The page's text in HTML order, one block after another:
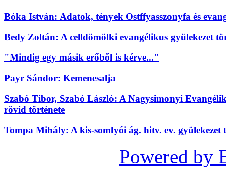
Bóka István: Adatok, tények Ostffyasszonyfa és
Bedy Zoltán: A celldömölki evangélikus gyülekezet
"Mindig egy másik erőből is kérve..."
Payr Sándor: Kemenesalja
Szabó Tibor, Szabó László: A Nagysimonyi
rövid története
Tompa Mihály: A kis-somlyói ág. hitv. ev. gyülekezet
Powered by